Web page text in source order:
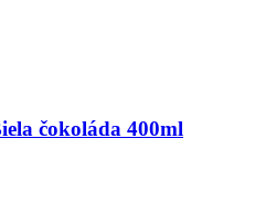
čokoláda 400ml